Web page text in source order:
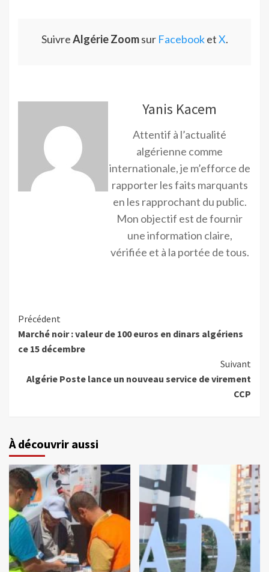
SuivreAlgérie Zoomsur FacebooketX.
Yanis Kacem
Attentif à l’actualité
algérienne comme
internationale, je m’efforce de
rapporter les faits marquants
en les rapprochant du public.
Mon objectif est de fournir
une information claire,
vérifiée et à la portée de tous.
Précédent
Marché noir : valeur de 100 euros en dinars algériens
ce 15 décembre
Suivant
Algérie Poste lance un nouveau service de virement
CCP
À découvrir aussi